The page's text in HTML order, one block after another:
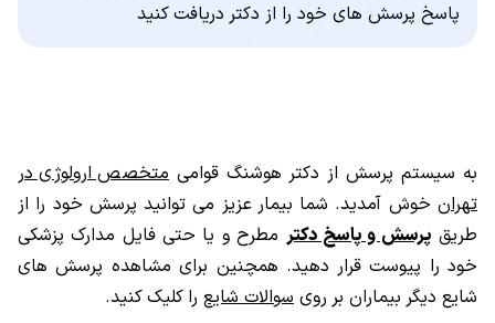
پاسخ پرسش های خود را از دکتر دریافت کنید
به سیستم پرسش از دکتر هوشنگ قوامی متخصص ارولوژی در
تهران خوش آمدید. شما بیمار عزیز می توانید پرسش خود را از
طریق پرسش و پاسخ دکتر مطرح و یا حتی فایل مدارک پزشکی
خود را پیوست قرار دهید. همچنین برای مشاهده پرسش های
شایع دیگر بیماران بر روی سوالات شایع را کلیک کنید.